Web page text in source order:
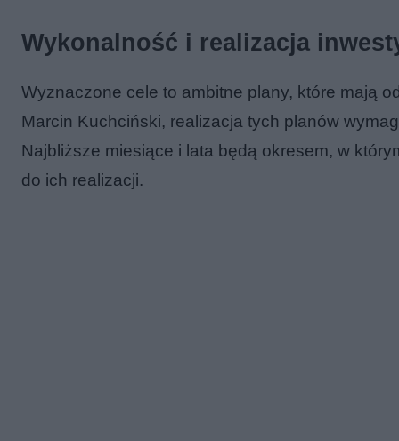
Wykonalność i realizacja
Wyznaczone cele to ambitne plany, które mają
Marcin Kuchciński, realizacja tych planów
Najbliższe miesiące i lata będą okresem, w
do ich realizacji.